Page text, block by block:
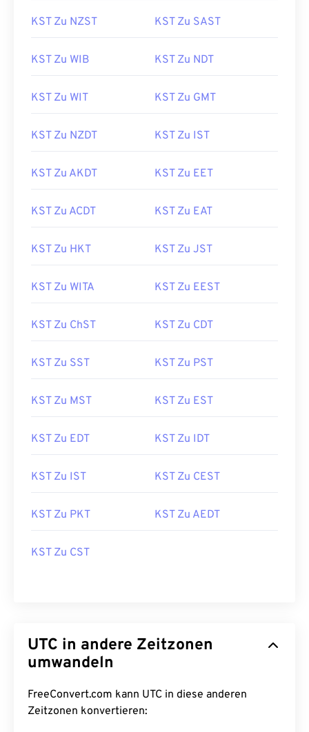
KST Zu NZST KST Zu SAST
KST Zu WIB KST Zu NDT
KST Zu WIT KST Zu GMT
KST Zu NZDT KST Zu IST
KST Zu AKDT KST Zu EET
KST Zu ACDT KST Zu EAT
KST Zu HKT KST Zu JST
KST Zu WITA KST Zu EEST
KST Zu ChST KST Zu CDT
KST Zu SST KST Zu PST
KST Zu MST KST Zu EST
KST Zu EDT KST Zu IDT
KST Zu IST KST Zu CEST
KST Zu PKT KST Zu AEDT
KST Zu CST
UTC in andere Zeitzonen
umwandeln
FreeConvert.com kann UTC in diese anderen
Zeitzonen konvertieren: